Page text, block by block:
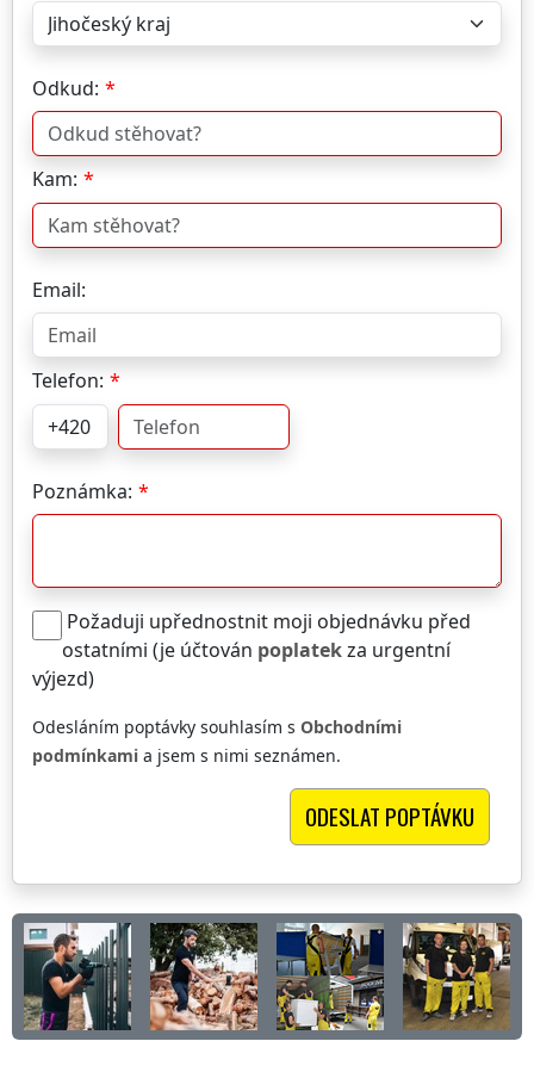
Odkud:
Kam:
Email:
Telefon:
Poznámka:
Požaduji upřednostnit moji objednávku před
ostatními (je účtován poplatekza urgentní
výjezd)
Odesláním poptávky souhlasím s Obchodními
podmínkami a jsem s nimi seznámen.